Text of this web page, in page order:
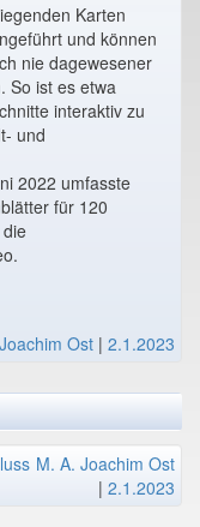
Karten
und können
nie dagewesener
So ist es etwa
interaktiv zu
und
2022 umfasste
für 120
Ost | 2.1.2023
M. A. Joachim Ost
| 2.1.2023